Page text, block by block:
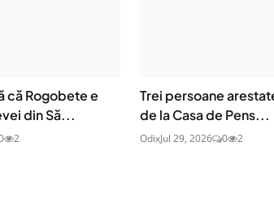
că Rogobete e
din Să...
2
Trei persoane
de la Casa de Pens...
OdixJul 29, 2026 0 2